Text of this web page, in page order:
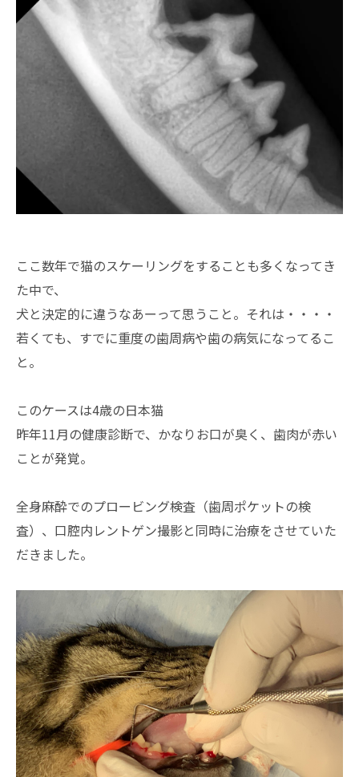
ここ数年で猫のスケーリングをすることも多くなってき
た中で、
犬と決定的に違うなあーって思うこと。それは・・・・
若くても、すでに重度の歯周病や歯の病気になってるこ
と。
このケースは4歳の日本猫
昨年11月の健康診断で、かなりお口が臭く、歯肉が赤い
ことが発覚。
全身麻酔でのプロービング検査（歯周ポケットの検
査）、口腔内レントゲン撮影と同時に治療をさせていた
だきました。